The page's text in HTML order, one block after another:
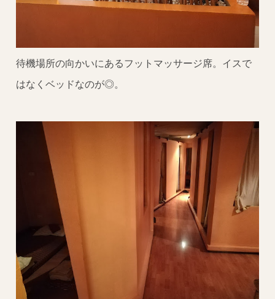
待機場所の向かいにあるフットマッサージ席。イスで
はなくベッドなのが◎。